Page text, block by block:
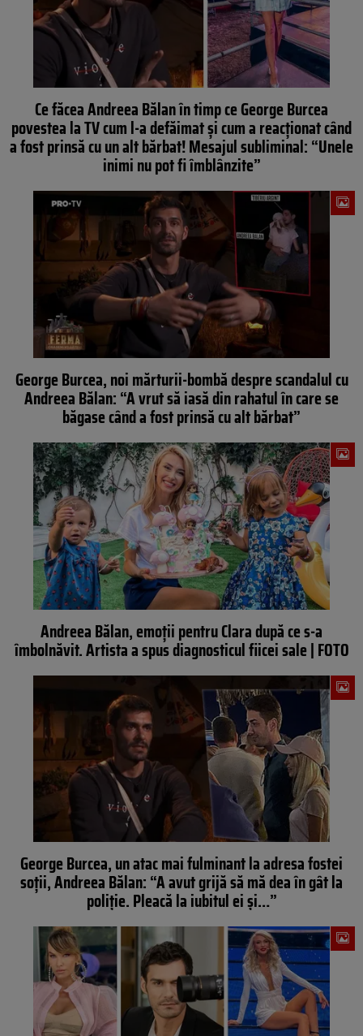
Ce făcea Andreea Bălan în timp ce George Burcea
povestea la TV cum l-a defăimat și cum a reacționat când
a fost prinsă cu un alt bărbat! Mesajul subliminal: “Unele
inimi nu pot fi îmblânzite”
George Burcea, noi mărturii-bombă despre scandalul cu
Andreea Bălan: “A vrut să iasă din rahatul în care se
băgase când a fost prinsă cu alt bărbat”
Andreea Bălan, emoții pentru Clara după ce s-a
îmbolnăvit. Artista a spus diagnosticul fiicei sale | FOTO
George Burcea, un atac mai fulminant la adresa fostei
soții, Andreea Bălan: “A avut grijă să mă dea în gât la
poliție. Pleacă la iubitul ei și…”